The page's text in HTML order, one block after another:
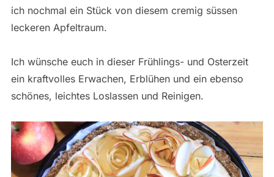
ich nochmal ein Stück von diesem cremig süssen
leckeren Apfeltraum.
Ich wünsche euch in dieser Frühlings- und Osterzeit
ein kraftvolles Erwachen, Erblühen und ein ebenso
schönes, leichtes Loslassen und Reinigen.